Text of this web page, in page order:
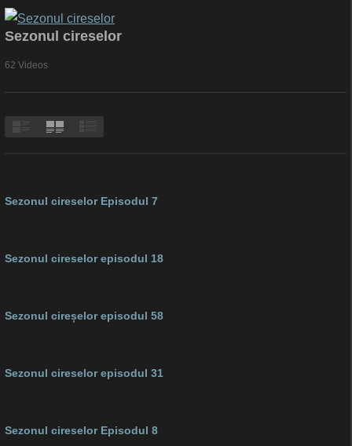
Sezonul cireselor
62 Videos
Sezonul cireselor Episodul 7
Sezonul cireselor episodul 18
Sezonul cireșelor episodul 58
Sezonul cireselor episodul 31
Sezonul cireselor Episodul 8